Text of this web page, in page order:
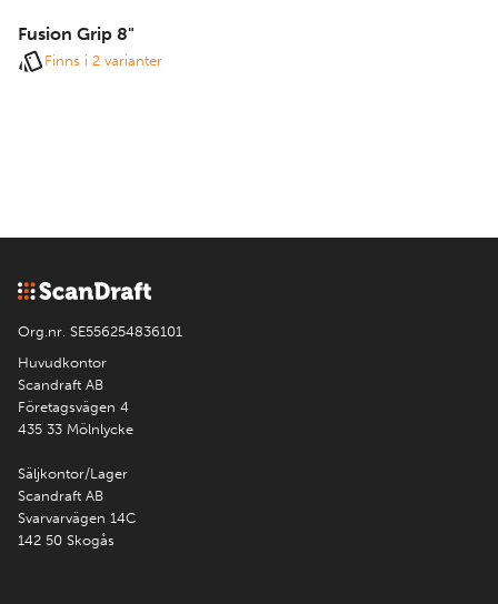
Fusion Grip 8"
Finns i 2 varianter
Org.nr. SE556254836101
Huvudkontor
Scandraft AB
Företagsvägen 4
435 33 Mölnlycke
Säljkontor/Lager
Scandraft AB
Svarvarvägen 14C
142 50 Skogås